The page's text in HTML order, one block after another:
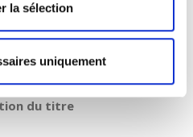
la sélection
uniquement
Politics & government
du titre